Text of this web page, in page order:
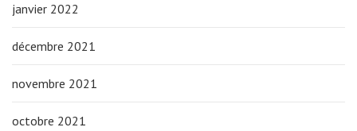
janvier 2022
décembre 2021
novembre 2021
octobre 2021